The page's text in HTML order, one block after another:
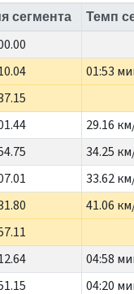
сегмента
Темп
01:53
29.16
34.25
33.62
41.06
04:58
04:20